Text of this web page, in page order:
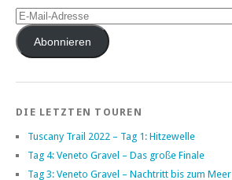
E-
Mail-
AdresseAbonnieren
DIE LETZTEN TOUREN
Tuscany Trail 2022 – Tag 1: Hitzewelle
Tag 4: Veneto Gravel – Das große Finale
Tag 3: Veneto Gravel – Nachtritt bis zum Meer